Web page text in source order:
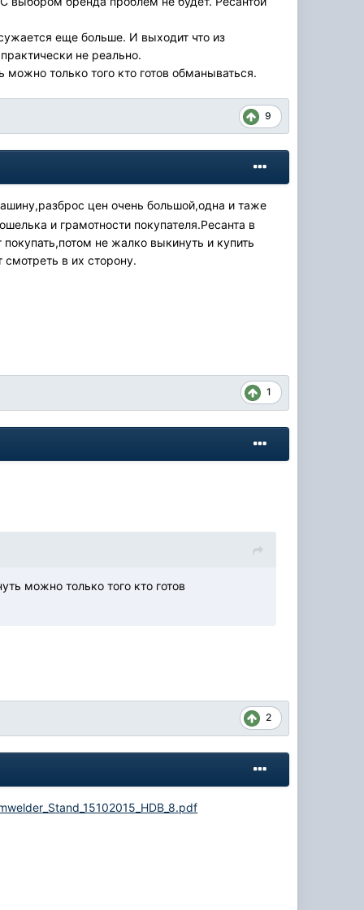
еще больше. И выходит что из
не реально.
только того кто готов обманываться.
9
цен очень большой,одна и таже
и грамотности покупателя.Ресанта в
не жалко выкинуть и купить
смотреть в их сторону.
1
можно только того кто готов
2